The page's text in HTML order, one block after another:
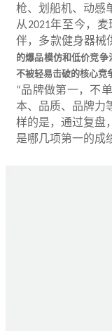
枪、划船机、动感
从2021年至今，麦
伴，多款健身器械
的爆品模仿和低价竞
不被轻易击破的核心竞
“品牌做第一，不
本、品质、品牌力
样的是，通过复盘
是哪几项第一的成